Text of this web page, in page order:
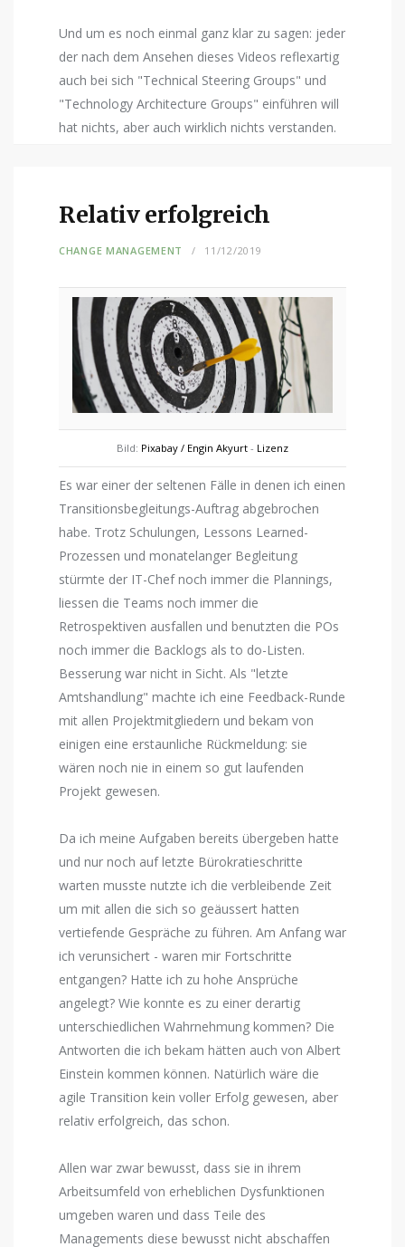
Und um es noch einmal ganz klar zu sagen: jeder
der nach dem Ansehen dieses Videos reflexartig
auch bei sich "Technical Steering Groups" und
"Technology Architecture Groups" einführen will
hat nichts, aber auch wirklich nichts verstanden.
Relativ erfolgreich
CHANGE MANAGEMENT 11/12/2019
Bild: Pixabay / Engin Akyurt - Lizenz
Es war einer der seltenen Fälle in denen ich einen
Transitionsbegleitungs-Auftrag abgebrochen
habe. Trotz Schulungen, Lessons Learned-
Prozessen und monatelanger Begleitung
stürmte der IT-Chef noch immer die Plannings,
liessen die Teams noch immer die
Retrospektiven ausfallen und benutzten die POs
noch immer die Backlogs als to do-Listen.
Besserung war nicht in Sicht. Als "letzte
Amtshandlung" machte ich eine Feedback-Runde
mit allen Projektmitgliedern und bekam von
einigen eine erstaunliche Rückmeldung: sie
wären noch nie in einem so gut laufenden
Projekt gewesen.
Da ich meine Aufgaben bereits übergeben hatte
und nur noch auf letzte Bürokratieschritte
warten musste nutzte ich die verbleibende Zeit
um mit allen die sich so geäussert hatten
vertiefende Gespräche zu führen. Am Anfang war
ich verunsichert - waren mir Fortschritte
entgangen? Hatte ich zu hohe Ansprüche
angelegt? Wie konnte es zu einer derartig
unterschiedlichen Wahrnehmung kommen? Die
Antworten die ich bekam hätten auch von Albert
Einstein kommen können. Natürlich wäre die
agile Transition kein voller Erfolg gewesen, aber
relativ erfolgreich, das schon.
Allen war zwar bewusst, dass sie in ihrem
Arbeitsumfeld von erheblichen Dysfunktionen
umgeben waren und dass Teile des
Managements diese bewusst nicht abschaffen